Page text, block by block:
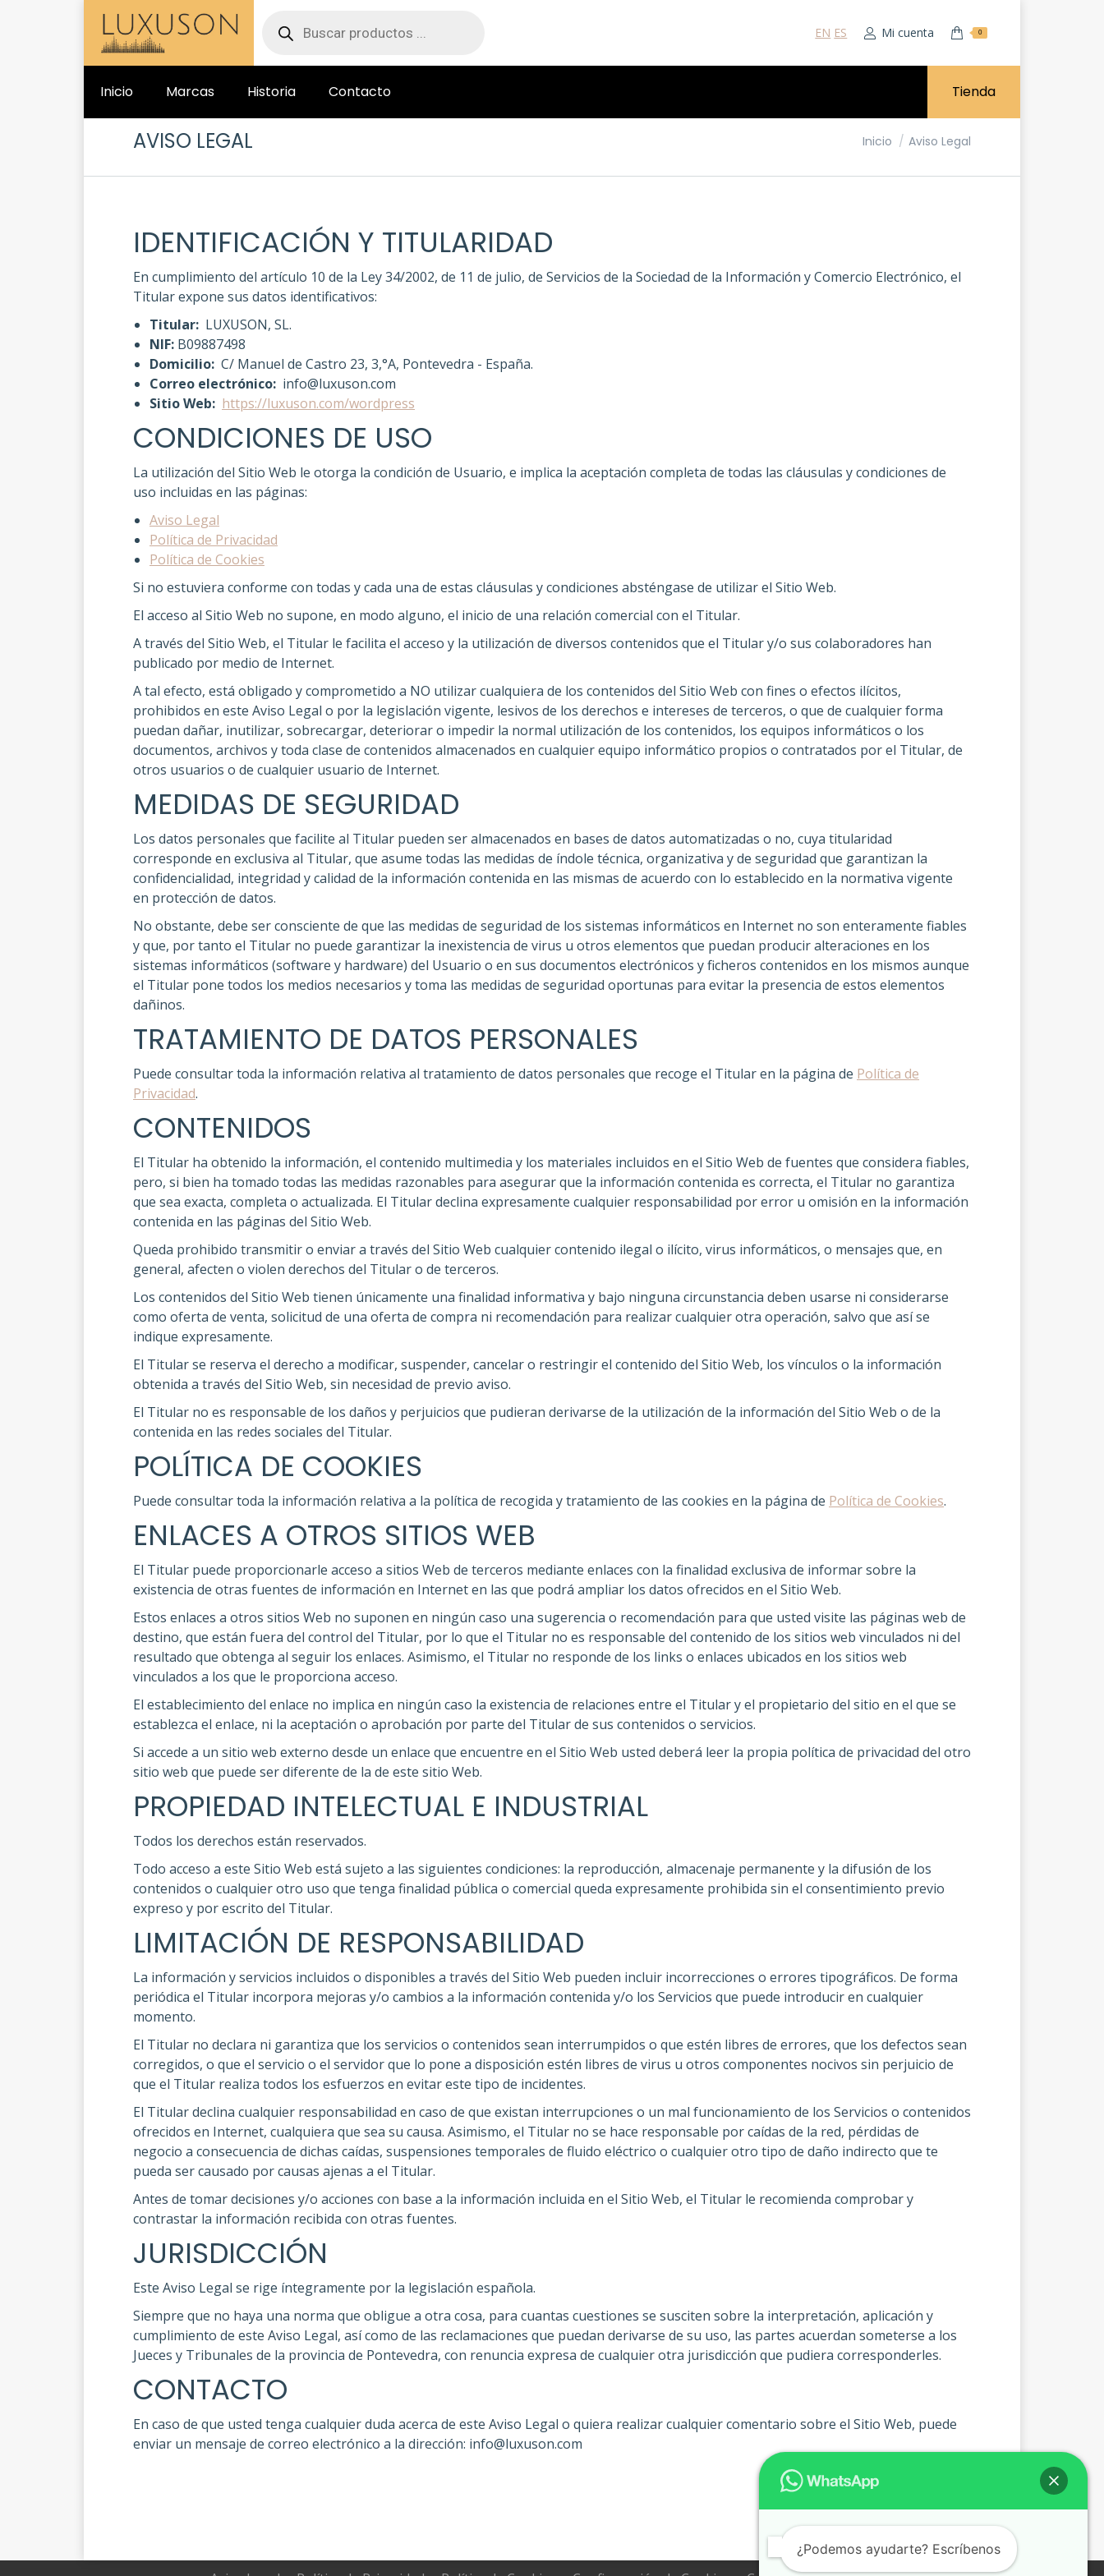
EN ES Mi cuenta 0
Inicio Marcas Historia Contacto Tienda
AVISO LEGAL Estás aquí:
Inicio Aviso Legal
IDENTIFICACIÓN Y TITULARIDAD
En cumplimiento del artículo 10 de la Ley 34/2002, de 11 de julio, de Servicios de la Sociedad de la Información y Comercio Electrónico, el
Titular expone sus datos identificativos:
Titular: LUXUSON, SL.
NIF: B09887498
Domicilio: C/ Manuel de Castro 23, 3,°A, Pontevedra - España.
Correo electrónico: info@luxuson.com
Sitio Web: https://luxuson.com/wordpress
CONDICIONES DE USO
La utilización del Sitio Web le otorga la condición de Usuario, e implica la aceptación completa de todas las cláusulas y condiciones de
uso incluidas en las páginas:
Aviso Legal
Política de Privacidad
Política de Cookies
Si no estuviera conforme con todas y cada una de estas cláusulas y condiciones absténgase de utilizar el Sitio Web.
El acceso al Sitio Web no supone, en modo alguno, el inicio de una relación comercial con el Titular.
A través del Sitio Web, el Titular le facilita el acceso y la utilización de diversos contenidos que el Titular y/o sus colaboradores han
publicado por medio de Internet.
A tal efecto, está obligado y comprometido a NO utilizar cualquiera de los contenidos del Sitio Web con fines o efectos ilícitos,
prohibidos en este Aviso Legal o por la legislación vigente, lesivos de los derechos e intereses de terceros, o que de cualquier forma
puedan dañar, inutilizar, sobrecargar, deteriorar o impedir la normal utilización de los contenidos, los equipos informáticos o los
documentos, archivos y toda clase de contenidos almacenados en cualquier equipo informático propios o contratados por el Titular, de
otros usuarios o de cualquier usuario de Internet.
MEDIDAS DE SEGURIDAD
Los datos personales que facilite al Titular pueden ser almacenados en bases de datos automatizadas o no, cuya titularidad
corresponde en exclusiva al Titular, que asume todas las medidas de índole técnica, organizativa y de seguridad que garantizan la
confidencialidad, integridad y calidad de la información contenida en las mismas de acuerdo con lo establecido en la normativa vigente
en protección de datos.
No obstante, debe ser consciente de que las medidas de seguridad de los sistemas informáticos en Internet no son enteramente fiables
y que, por tanto el Titular no puede garantizar la inexistencia de virus u otros elementos que puedan producir alteraciones en los
sistemas informáticos (software y hardware) del Usuario o en sus documentos electrónicos y ficheros contenidos en los mismos aunque
el Titular pone todos los medios necesarios y toma las medidas de seguridad oportunas para evitar la presencia de estos elementos
dañinos.
TRATAMIENTO DE DATOS PERSONALES
Puede consultar toda la información relativa al tratamiento de datos personales que recoge el Titular en la página de Política de
Privacidad.
CONTENIDOS
El Titular ha obtenido la información, el contenido multimedia y los materiales incluidos en el Sitio Web de fuentes que considera fiables,
pero, si bien ha tomado todas las medidas razonables para asegurar que la información contenida es correcta, el Titular no garantiza
que sea exacta, completa o actualizada. El Titular declina expresamente cualquier responsabilidad por error u omisión en la información
contenida en las páginas del Sitio Web.
Queda prohibido transmitir o enviar a través del Sitio Web cualquier contenido ilegal o ilícito, virus informáticos, o mensajes que, en
general, afecten o violen derechos del Titular o de terceros.
Los contenidos del Sitio Web tienen únicamente una finalidad informativa y bajo ninguna circunstancia deben usarse ni considerarse
como oferta de venta, solicitud de una oferta de compra ni recomendación para realizar cualquier otra operación, salvo que así se
indique expresamente.
El Titular se reserva el derecho a modificar, suspender, cancelar o restringir el contenido del Sitio Web, los vínculos o la información
obtenida a través del Sitio Web, sin necesidad de previo aviso.
El Titular no es responsable de los daños y perjuicios que pudieran derivarse de la utilización de la información del Sitio Web o de la
contenida en las redes sociales del Titular.
POLÍTICA DE COOKIES
Puede consultar toda la información relativa a la política de recogida y tratamiento de las cookies en la página de Política de Cookies.
ENLACES A OTROS SITIOS WEB
El Titular puede proporcionarle acceso a sitios Web de terceros mediante enlaces con la finalidad exclusiva de informar sobre la
existencia de otras fuentes de información en Internet en las que podrá ampliar los datos ofrecidos en el Sitio Web.
Estos enlaces a otros sitios Web no suponen en ningún caso una sugerencia o recomendación para que usted visite las páginas web de
destino, que están fuera del control del Titular, por lo que el Titular no es responsable del contenido de los sitios web vinculados ni del
resultado que obtenga al seguir los enlaces. Asimismo, el Titular no responde de los links o enlaces ubicados en los sitios web
vinculados a los que le proporciona acceso.
El establecimiento del enlace no implica en ningún caso la existencia de relaciones entre el Titular y el propietario del sitio en el que se
establezca el enlace, ni la aceptación o aprobación por parte del Titular de sus contenidos o servicios.
Si accede a un sitio web externo desde un enlace que encuentre en el Sitio Web usted deberá leer la propia política de privacidad del otro
sitio web que puede ser diferente de la de este sitio Web.
PROPIEDAD INTELECTUAL E INDUSTRIAL
Todos los derechos están reservados.
Todo acceso a este Sitio Web está sujeto a las siguientes condiciones: la reproducción, almacenaje permanente y la difusión de los
contenidos o cualquier otro uso que tenga finalidad pública o comercial queda expresamente prohibida sin el consentimiento previo
expreso y por escrito del Titular.
LIMITACIÓN DE RESPONSABILIDAD
La información y servicios incluidos o disponibles a través del Sitio Web pueden incluir incorrecciones o errores tipográficos. De forma
periódica el Titular incorpora mejoras y/o cambios a la información contenida y/o los Servicios que puede introducir en cualquier
momento.
El Titular no declara ni garantiza que los servicios o contenidos sean interrumpidos o que estén libres de errores, que los defectos sean
corregidos, o que el servicio o el servidor que lo pone a disposición estén libres de virus u otros componentes nocivos sin perjuicio de
que el Titular realiza todos los esfuerzos en evitar este tipo de incidentes.
El Titular declina cualquier responsabilidad en caso de que existan interrupciones o un mal funcionamiento de los Servicios o contenidos
ofrecidos en Internet, cualquiera que sea su causa. Asimismo, el Titular no se hace responsable por caídas de la red, pérdidas de
negocio a consecuencia de dichas caídas, suspensiones temporales de fluido eléctrico o cualquier otro tipo de daño indirecto que te
pueda ser causado por causas ajenas a el Titular.
Antes de tomar decisiones y/o acciones con base a la información incluida en el Sitio Web, el Titular le recomienda comprobar y
contrastar la información recibida con otras fuentes.
JURISDICCIÓN
Este Aviso Legal se rige íntegramente por la legislación española.
Siempre que no haya una norma que obligue a otra cosa, para cuantas cuestiones se susciten sobre la interpretación, aplicación y
cumplimiento de este Aviso Legal, así como de las reclamaciones que puedan derivarse de su uso, las partes acuerdan someterse a los
Jueces y Tribunales de la provincia de Pontevedra, con renuncia expresa de cualquier otra jurisdicción que pudiera corresponderles.
CONTACTO
En caso de que usted tenga cualquier duda acerca de este Aviso Legal o quiera realizar cualquier comentario sobre el Sitio Web, puede
enviar un mensaje de correo electrónico a la dirección: info@luxuson.com
¿Podemos ayudarte? Escríbenos